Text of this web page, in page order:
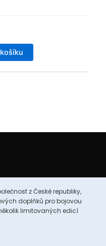
z České republiky,
doplňků pro bojovou
limitovaných edicí